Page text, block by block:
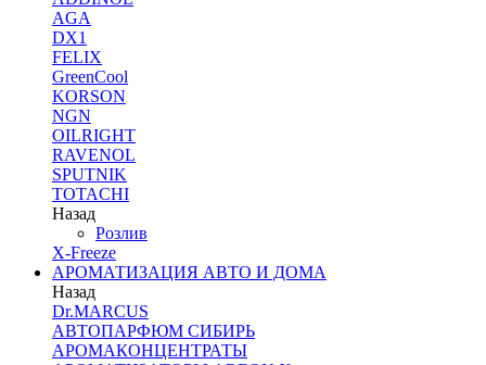
AGA
DX1
FELIX
GreenCool
KORSON
NGN
OILRIGHT
RAVENOL
SPUTNIK
TOTACHI
Назад
Розлив
X-Freeze
АРОМАТИЗАЦИЯ АВТО И ДОМА
Назад
Dr.MARCUS
АВТОПАРФЮМ СИБИРЬ
АРОМАКОНЦЕНТРАТЫ